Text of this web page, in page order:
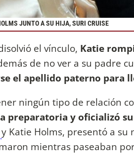
JUNTO A SU HIJA, SURI CRUISE
el vínculo, Katie
de no ver a su padre
el apellido paterno para
ningún tipo de relación
preparatoria y oficializó
y Katie Holms, presentó a
mientras paseaban